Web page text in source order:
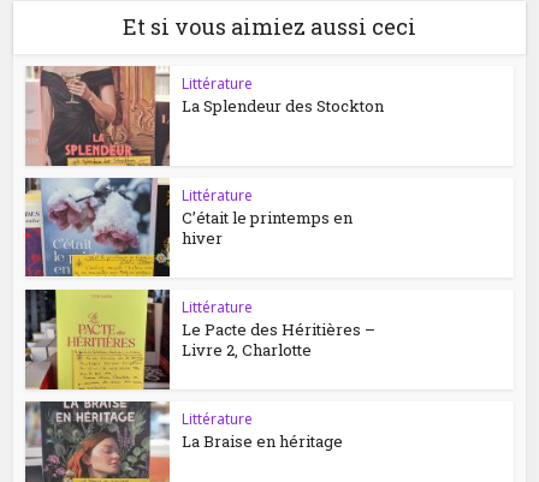
Et si vous aimiez aussi ceci
Littérature
La Splendeur des Stockton
Littérature
C’était le printemps en
hiver
Littérature
Le Pacte des Héritières –
Livre 2, Charlotte
Littérature
La Braise en héritage